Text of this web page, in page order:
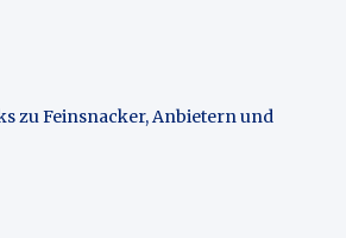
zu Feinsnacker, Anbietern und